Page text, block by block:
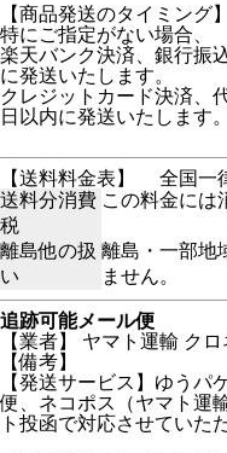
【商品発送のタイミング】
特にご指定がない場合、
楽天バンク決済、銀行
に発送いたします。
クレジットカード決済
日以内に発送いたします。
【送料料金表】
全国一
送料分消費
税
この料金には
離島他の扱
い
離島・一部地
ません。
追跡可能メール便
【業者】 ヤマト運輸 ク
【備考】
【発送サービス】ゆうパ
便、ネコポス（ヤマト運
ト投函で対応させていた